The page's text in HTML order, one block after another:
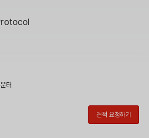
터
견적 요청하기